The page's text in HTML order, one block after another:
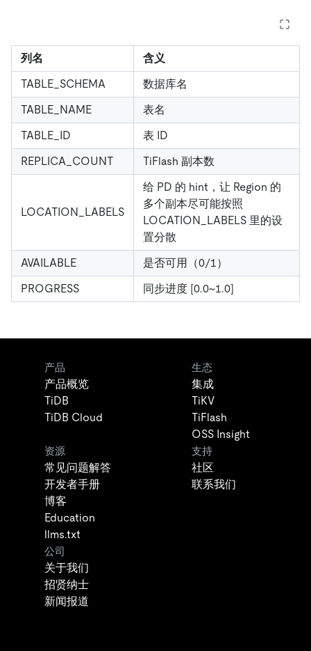
列名
含义
TABLE_SCHEMA
数据库名
TABLE_NAME
表名
TABLE_ID
表 ID
REPLICA_COUNT
TiFlash 副本数
LOCATION_LABELS
给 PD 的 hint，让 Region 的
多个副本尽可能按照
LOCATION_LABELS 里的设
置分散
AVAILABLE
是否可用（0/1）
PROGRESS
同步进度 [0.0~1.0]
产品
产品概览
TiDB
TiDB Cloud
生态
集成
TiKV
TiFlash
OSS Insight
资源
常见问题解答
开发者手册
博客
Education
llms.txt
支持
社区
联系我们
公司
关于我们
招贤纳士
新闻报道